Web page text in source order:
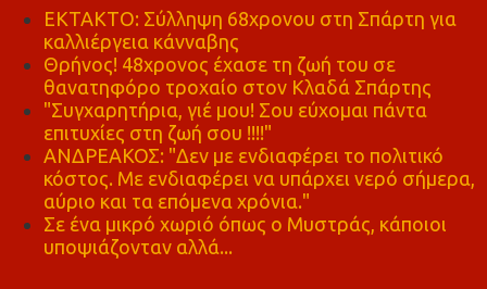
ΕΚΤΑΚΤΟ: Σύλληψη 68χρονου στη Σπάρτη για
καλλιέργεια κάνναβης
Θρήνος! 48χρονος έχασε τη ζωή του σε
θανατηφόρο τροχαίο στον Κλαδά Σπάρτης
"Συγχαρητήρια, γιέ μου! Σου εύχομαι πάντα
επιτυχίες στη ζωή σου !!!!"
ΑΝΔΡΕΑΚΟΣ: "Δεν με ενδιαφέρει το πολιτικό
κόστος. Με ενδιαφέρει να υπάρχει νερό σήμερα,
αύριο και τα επόμενα χρόνια."
Σε ένα μικρό χωριό όπως ο Μυστράς, κάποιοι
υποψιάζονταν αλλά...